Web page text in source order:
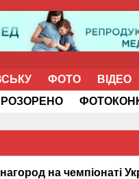
ФОТО ВІДЕО
на чемпіонаті